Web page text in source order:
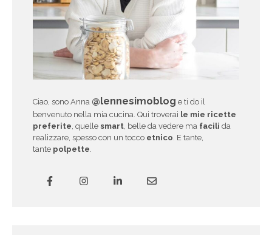
Ciao, sono Anna @lennesimoblog e ti do il
benvenuto nella mia cucina. Qui troverai le mie ricette
preferite, quelle smart, belle da vedere ma facili da
realizzare, spesso con un tocco etnico. E tante,
tante polpette.